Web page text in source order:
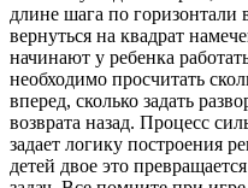
длине шага по горизонтали
вернуться на квадрат
начинают у ребенка
необходимо просчитать
вперед, сколько задать
возврата назад. Процесс
задает логику построения
детей двое это